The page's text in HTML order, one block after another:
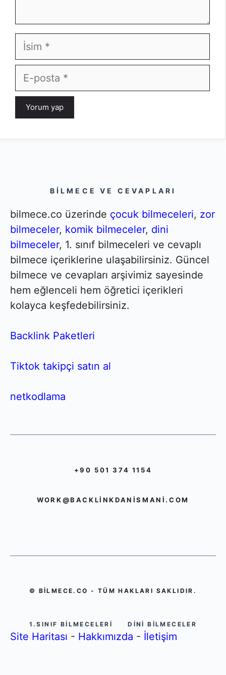
İsim
E-
posta
BILMECE VE CEVAPLARI
bilmece.co üzerinde çocuk bilmeceleri, zor
bilmeceler, komik bilmeceler, dini
bilmeceler, 1. sınıf bilmeceleri ve cevaplı
bilmece içeriklerine ulaşabilirsiniz. Güncel
bilmece ve cevapları arşivimiz sayesinde
hem eğlenceli hem öğretici içerikleri
kolayca keşfedebilirsiniz.
Backlink Paketleri
Tiktok takipçi satın al
netkodlama
+90 501 374 1154
WORK@BACKLINKDANISMANI.COM
© BILMECE.CO - TÜM HAKLARI SAKLIDIR.
1.SINIF BILMECELERI DINI BILMECELER
Site Haritası - Hakkımızda - İletişim